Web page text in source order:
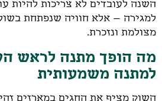
השנה לעובדים לא צריכות להיות
למגירה – אלא חוויה שנפתחת
מצולמת ונזכרת.
מה הופך מתנה לראש
למתנה משמעותית
השוק מציף את החגים במארזים